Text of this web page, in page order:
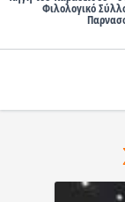
Φιλολογικό